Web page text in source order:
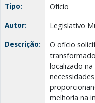
Tipo:
Ofício
Autor:
Legislativo
Descrição:
O ofício
localizado
melhoria na